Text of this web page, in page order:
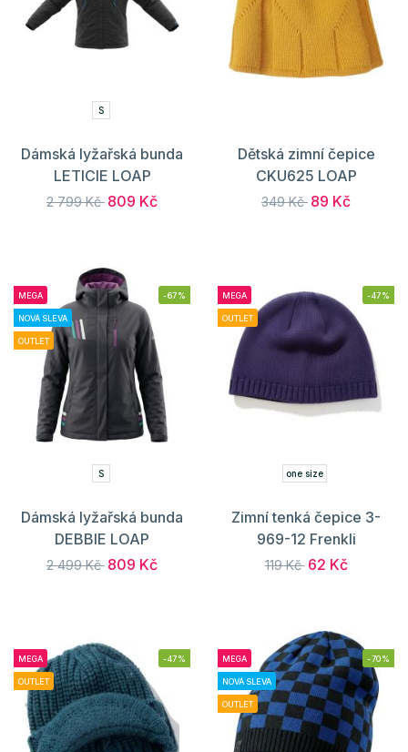
S
Dámská lyžařská bunda
LETICIE LOAP
2 799 Kč 809 Kč
Dětská zimní čepice
CKU625 LOAP
349 Kč 89 Kč
MEGA
NOVÁ SLEVA
OUTLET
-67%
S
Dámská lyžařská bunda
DEBBIE LOAP
2 499 Kč 809 Kč
MEGA
OUTLET
-47%
one size
Zimní tenká čepice 3-
969-12 Frenkli
119 Kč 62 Kč
MEGA
OUTLET
-47% MEGA
NOVÁ SLEVA
OUTLET
-70%